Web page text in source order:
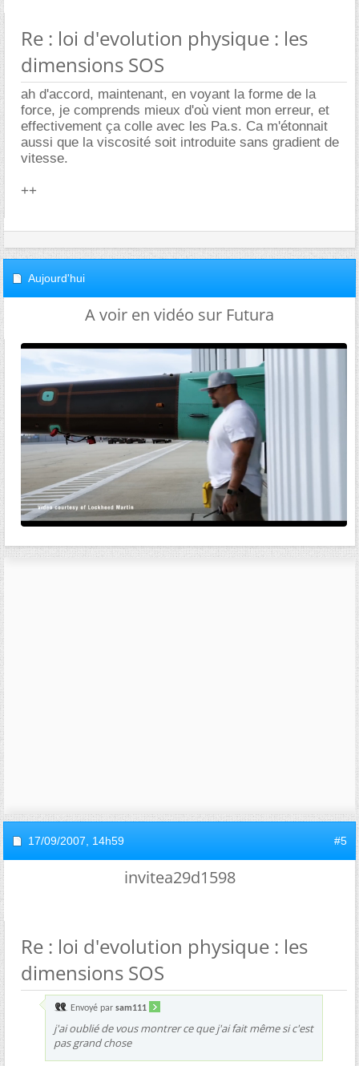
Re : loi d'evolution physique : les
dimensions SOS
ah d'accord, maintenant, en voyant la forme de la
force, je comprends mieux d'où vient mon erreur, et
effectivement ça colle avec les Pa.s. Ca m'étonnait
aussi que la viscosité soit introduite sans gradient de
vitesse.
++
Aujourd'hui
A voir en vidéo sur Futura
17/09/2007, 14h59 #5
invitea29d1598
Re : loi d'evolution physique : les
dimensions SOS
Envoyé par sam111
j'ai oublié de vous montrer ce que j'ai fait même si c'est
pas grand chose